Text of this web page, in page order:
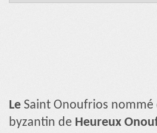
Le Saint Onoufrios nommé
byzantin de Heureux